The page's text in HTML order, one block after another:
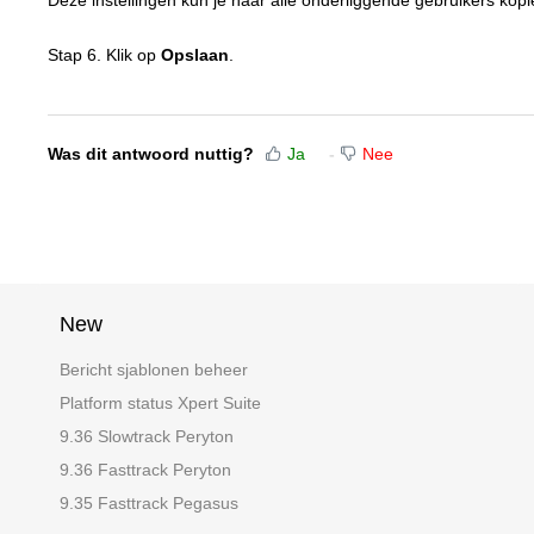
Stap 6. Klik op Opslaan
Was dit antwoord nuttig? Ja Nee
New
Bericht sjablonen beheer
Platform status Xpert Suite
9.36 Slowtrack Peryton
9.36 Fasttrack Peryton
9.35 Fasttrack Pegasus